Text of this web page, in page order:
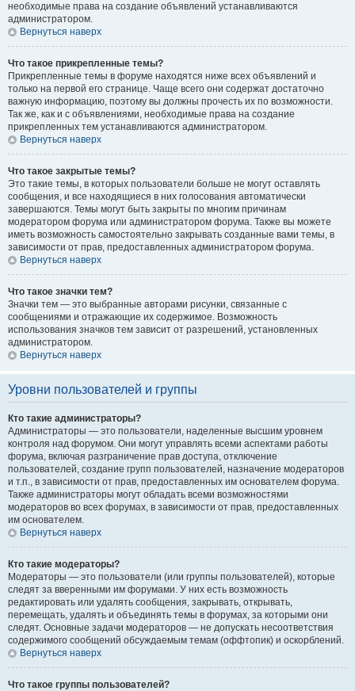
необходимые права на создание объявлений устанавливаются
администратором.
Вернуться наверх
Что такое прикрепленные темы?
Прикрепленные темы в форуме находятся ниже всех объявлений и
только на первой его странице. Чаще всего они содержат достаточно
важную информацию, поэтому вы должны прочесть их по возможности.
Так же, как и с объявлениями, необходимые права на создание
прикрепленных тем устанавливаются администратором.
Вернуться наверх
Что такое закрытые темы?
Это такие темы, в которых пользователи больше не могут оставлять
сообщения, и все находящиеся в них голосования автоматически
завершаются. Темы могут быть закрыты по многим причинам
модератором форума или администратором форума. Также вы можете
иметь возможность самостоятельно закрывать созданные вами темы, в
зависимости от прав, предоставленных администратором форума.
Вернуться наверх
Что такое значки тем?
Значки тем — это выбранные авторами рисунки, связанные с
сообщениями и отражающие их содержимое. Возможность
использования значков тем зависит от разрешений, установленных
администратором.
Вернуться наверх
Уровни пользователей и группы
Кто такие администраторы?
Администраторы — это пользователи, наделенные высшим уровнем
контроля над форумом. Они могут управлять всеми аспектами работы
форума, включая разграничение прав доступа, отключение
пользователей, создание групп пользователей, назначение модераторов
и т.п., в зависимости от прав, предоставленных им основателем форума.
Также администраторы могут обладать всеми возможностями
модераторов во всех форумах, в зависимости от прав, предоставленных
им основателем.
Вернуться наверх
Кто такие модераторы?
Модераторы — это пользователи (или группы пользователей), которые
следят за вверенными им форумами. У них есть возможность
редактировать или удалять сообщения, закрывать, открывать,
перемещать, удалять и объединять темы в форумах, за которыми они
следят. Основные задачи модераторов — не допускать несоответствия
содержимого сообщений обсуждаемым темам (оффтопик) и оскорблений.
Вернуться наверх
Что такое группы пользователей?